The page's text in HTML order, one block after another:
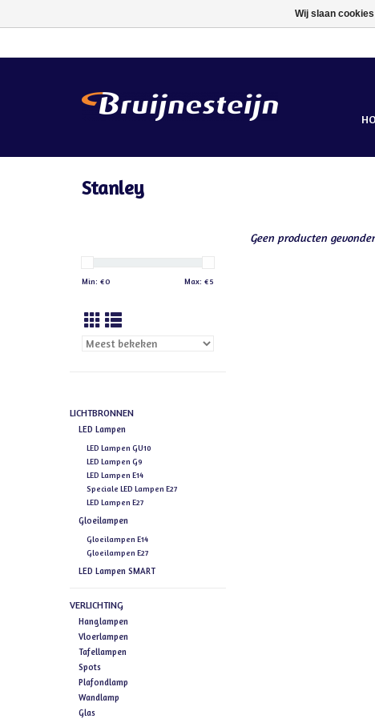
Stanley
Min: €0 Max: €5
LICHTBRONNEN
LED Lampen
LED Lampen GU10
LED Lampen G9
LED Lampen E14
Speciale LED Lampen E27
LED Lampen E27
Gloeilampen
Gloeilampen E14
Gloeilampen E27
LED Lampen SMART
VERLICHTING
Hanglampen
Vloerlampen
Tafellampen
Spots
Plafondlamp
Wandlamp
Glas
Geen producten
Wij slaan